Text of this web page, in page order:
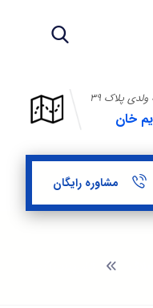
پلاک ۳۹
خان
مشاوره رایگان